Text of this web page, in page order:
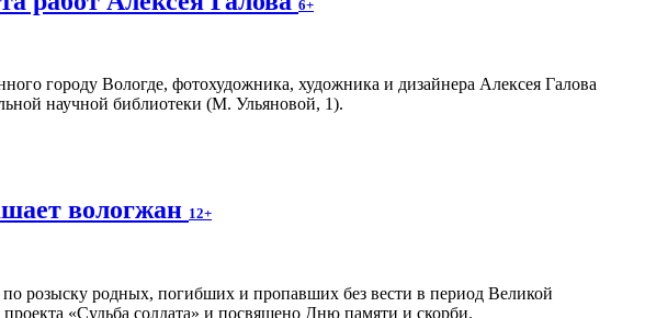
6+
городу Вологде, фотохудожника, художника и дизайнера Алексея Галова
научной библиотеки (М. Ульяновой, 1).
вологжан 12+
розыску родных, погибших и пропавших без вести в период Великой
«Судьба солдата» и посвящено Дню памяти и скорби.